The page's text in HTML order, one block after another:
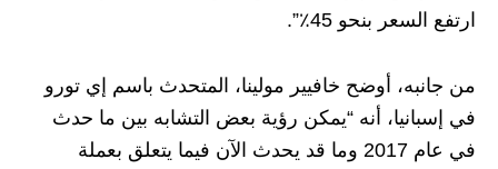
ارتفع السعر بنحو 45٪”.
من جانبه، أوضح خافيير مولينا، المتحدث باسم إي تورو
في إسبانيا، أنه “يمكن رؤية بعض التشابه بين ما حدث
في عام 2017 وما قد يحدث الآن فيما يتعلق بعملة